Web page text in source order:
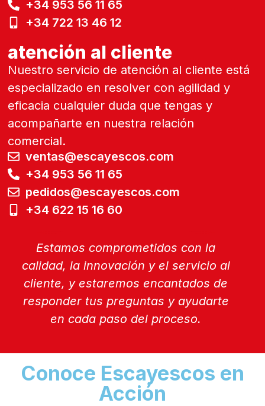
+34 953 56 11 65
+34 722 13 46 12
atención al cliente
Nuestro servicio de atención al cliente está
especializado en resolver con agilidad y
eficacia cualquier duda que tengas y
acompañarte en nuestra relación
comercial.
ventas@escayescos.com
+34 953 56 11 65
pedidos@escayescos.com
+34 622 15 16 60
Estamos comprometidos con la
calidad, la innovación y el servicio al
cliente, y estaremos encantados de
responder tus preguntas y ayudarte
en cada paso del proceso.
Conoce Escayescos en
Acción